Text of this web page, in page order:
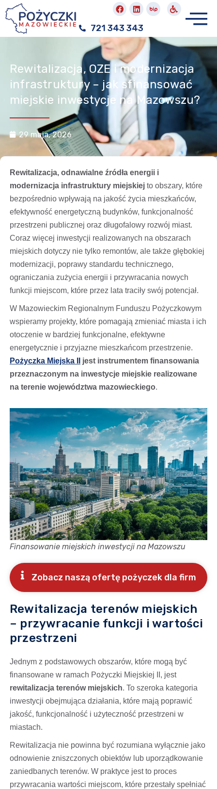
721 343 343
Rewitalizacja, OZE i modernizacja
infrastruktury – jak sfinansować
miejskie inwestycje na Mazowszu?
29 maja, 2026
Rewitalizacja, odnawialne źródła energii i
modernizacja infrastruktury miejskiej to obszary, które
bezpośrednio wpływają na jakość życia mieszkańców,
efektywność energetyczną budynków, funkcjonalność
przestrzeni publicznej oraz długofalowy rozwój miast.
Coraz więcej inwestycji realizowanych na obszarach
miejskich dotyczy nie tylko remontów, ale także głębokiej
modernizacji, poprawy standardu technicznego,
ograniczania zużycia energii i przywracania nowych
funkcji miejscom, które przez lata traciły swój potencjał.
W Mazowieckim Regionalnym Funduszu Pożyczkowym
wspieramy projekty, które pomagają zmieniać miasta i ich
otoczenie w bardziej funkcjonalne, efektywne
energetycznie i przyjazne mieszkańcom przestrzenie.
Pożyczka Miejska II
jest instrumentem finansowania
przeznaczonym na inwestycje miejskie realizowane
na terenie województwa mazowieckiego.
Finansowanie miejskich inwestycji na Mazowszu
Zobacz naszą ofertę pożyczek dla firm
Rewitalizacja terenów miejskich
– przywracanie funkcji i wartości
przestrzeni
Jednym z podstawowych obszarów, które mogą być
finansowane w ramach Pożyczki Miejskiej II, jest
rewitalizacja terenów miejskich. To szeroka kategoria
inwestycji obejmująca działania, które mają poprawić
jakość, funkcjonalność i użyteczność przestrzeni w
miastach.
Rewitalizacja nie powinna być rozumiana wyłącznie jako
odnowienie zniszczonych obiektów lub uporządkowanie
zaniedbanych terenów. W praktyce jest to proces
przywracania wartości miejscom, które przestały spełniać